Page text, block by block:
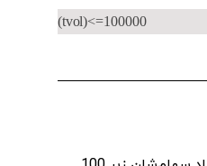
(tvol)<=100000